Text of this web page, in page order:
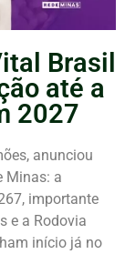
Brasil
até a
2027
, anunciou
Minas: a
importante
e a Rodovia
início já no